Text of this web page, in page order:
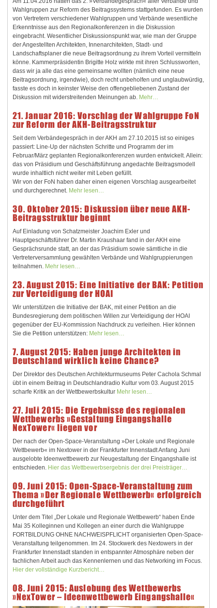
Wahlgruppen zur Reform des Beitragssystems stattgefunden. Es wurden
von Vertretern verschiedener Wahlgruppen und Verbände wesentliche
Erkenntnisse aus den Regionalkonferenzen in die Diskussion
eingebracht. Wesentlicher Diskussionspunkt war, wie man der Gruppe
der Angestellten Architekten, Innenarchitekten, Stadt- und
Landschaftsplaner die neue Beitragsordnung zu ihrem Vorteil vermitteln
könne. Kammerpräsidentin Brigitte Holz wirkte mit ihren Schlussworten,
dass wir ja alle das eine gemeinsame wollten (nämlich eine neue
Beitragsordnung, irgendwie), doch recht unbeholfen und unglaubwürdig,
fasste es doch in keinster Weise den offengebliebenen Zustand der
Diskussion mit widerstreitenden Meinungen ab. Mehr…
21. Januar 2016: Vorschlag der Wahlgruppe FoN
zur Reform der AKH-Beitragsstruktur
Seit dem Verbändegespräch in der AKH am 27.10.2015 ist so einiges
passiert: Line-Up der nächsten Schritte und Programm der im
Februar/März geplanten Regionalkonferenzen wurden entwickelt. Allein:
das von Präsidium und Geschäftsführung angedachte Beitragsmodell
wurde inhaltlich nicht weiter mit Leben gefüllt.
Wir von der FoN haben daher einen eigenen Vorschlag ausgearbeitet
und durchgerechnet. Mehr lesen…
30. Oktober 2015: Diskussion über neue AKH-
Beitragsstruktur beginnt
Auf Einladung von Schatzmeister Joachim Exler und
Hauptgeschäftsführer Dr. Martin Kraushaar fand in der AKH eine
Gesprächsrunde statt, an der das Präsidium sowie sämtliche in die
Vertreterversammlung gewählten Verbände und Wahlgruppierungen
teilnahmen. Mehr lesen…
23. August 2015: Eine Initiative der BAK: Petition
zur Verteidigung der HOAI
Wir unterstützen die Initiative der BAK, mit einer Petition an die
Bundesregierung dem politischen Willen zur Verteidigung der HOAI
gegenüber der EU-Kommission Nachdruck zu verleihen. Hier können
Sie die Petition unterstützen: Mehr lesen…
7. August 2015: Haben junge Architekten in
Deutschland wirklich keine Chance?
Der Direktor des Deutschen Architekturmuseums Peter Cachola Schmal
übt in einem Beitrag in Deutschlandradio Kultur vom 03. August 2015
scharfe Kritik an der Wettbewerbskultur Mehr lesen…
27. Juli 2015: Die Ergebnisse des regionalen
Wettbewerbs »Gestaltung Eingangshalle
NexTower« liegen vor
Der nach der Open-Space-Veranstaltung »Der Lokale und Regionale
Wettbewerb« im Nextower in der Frankfurter Innenstadt Anfang Juni
ausgelobte Ideenwettbewerb zur Neugestaltung der Eingangshalle ist
entschieden. Hier das Wettbewerbsergebnis der drei Preisträger…
09. Juni 2015: Open-Space-Veranstaltung zum
Thema »Der Regionale Wettbewerb« erfolgreich
durchgeführt
Unter dem Titel „Der Lokale und Regionale Wettbewerb“ haben Ende
Mai 35 Kolleginnen und Kollegen an einer durch die Wahlgruppe
FORTBILDUNG OHNE NACHWEISPFLICHT organisierten Open-Space-
Veranstaltung teilgenommen. Im 24. Stockwerk des Nextowers in der
Frankfurter Innenstadt standen in entspannter Atmosphäre neben der
fachlichen Arbeit auch das Kennenlernen und das Networking im Focus.
Hier der vollständige Kurzbericht…
08. Juni 2015: Auslobung des Wettbewerbs
»NexTower – Ideenwettbewerb Eingangshalle«